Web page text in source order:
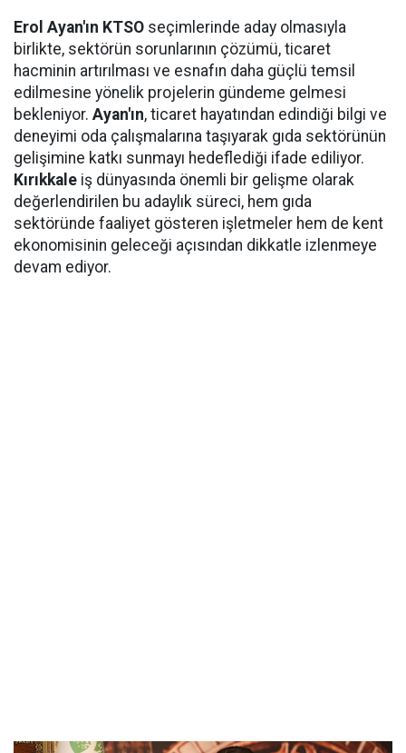
Erol Ayan'ın KTSO seçimlerinde aday olmasıyla
birlikte, sektörün sorunlarının çözümü, ticaret
hacminin artırılması ve esnafın daha güçlü temsil
edilmesine yönelik projelerin gündeme gelmesi
bekleniyor. Ayan'ın, ticaret hayatından edindiği bilgi ve
deneyimi oda çalışmalarına taşıyarak gıda sektörünün
gelişimine katkı sunmayı hedeflediği ifade ediliyor.
Kırıkkale iş dünyasında önemli bir gelişme olarak
değerlendirilen bu adaylık süreci, hem gıda
sektöründe faaliyet gösteren işletmeler hem de kent
ekonomisinin geleceği açısından dikkatle izlenmeye
devam ediyor.